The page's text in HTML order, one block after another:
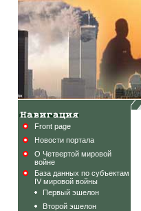
Front page
Новости портала
О Четвертой мировой
войне
База данных по субъектам
IV мировой войны
Первый эшелон
Второй эшелон